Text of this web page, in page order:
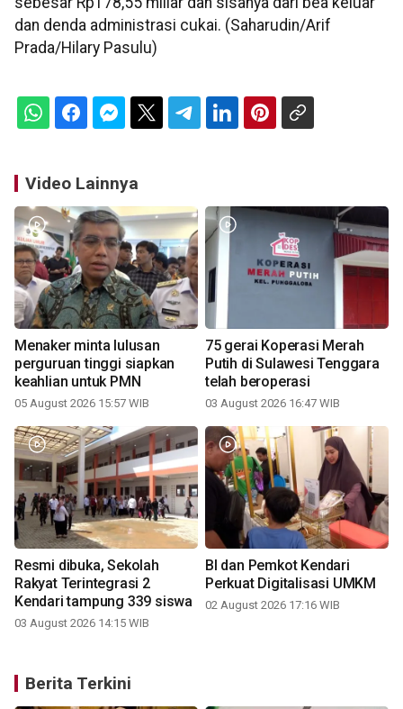
dan denda administrasi cukai. (Saharudin/Arif
Prada/Hilary Pasulu)
Video Lainnya
Menaker minta lulusan
perguruan tinggi siapkan
keahlian untuk PMN
05 August 2026 15:57 WIB
75 gerai Koperasi Merah
Putih di Sulawesi Tenggara
telah beroperasi
03 August 2026 16:47 WIB
Resmi dibuka, Sekolah
Rakyat Terintegrasi 2
Kendari tampung 339 siswa
03 August 2026 14:15 WIB
BI dan Pemkot Kendari
Perkuat Digitalisasi UMKM
02 August 2026 17:16 WIB
Berita Terkini